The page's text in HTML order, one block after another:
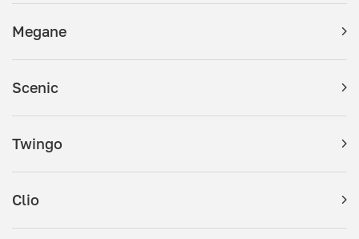
Megane
Scenic
Twingo
Clio